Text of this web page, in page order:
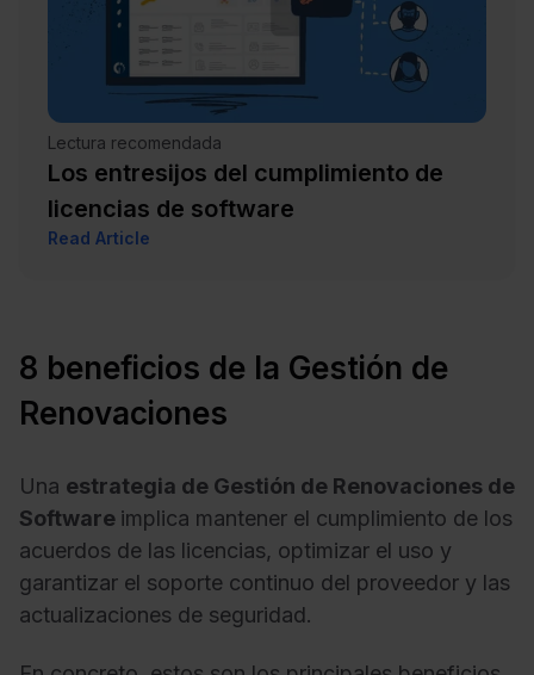
Lectura recomendada
Los entresijos del cumplimiento de
licencias de software
Read Article
8 beneficios de la Gestión de
Renovaciones
Una estrategia de Gestión de Renovaciones de
Software implica mantener el cumplimiento de los
acuerdos de las licencias, optimizar el uso y
garantizar el soporte continuo del proveedor y las
actualizaciones de seguridad.